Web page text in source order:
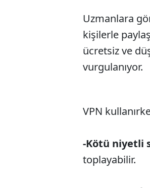
Uzmanlara
kişilerle
ücretsiz ve
vurgulanıyor.
VPN
-Kötü niyetli
toplayabilir.